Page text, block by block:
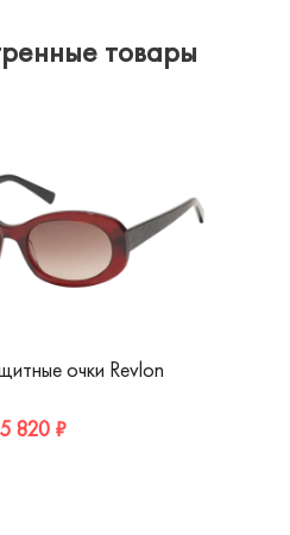
товары
очки Revlon
5 820 ₽